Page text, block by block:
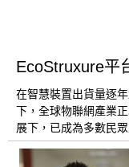
EcoStruxure平
在智慧裝置出貨量逐
下，全球物聯網產業
展下，已成為多數民